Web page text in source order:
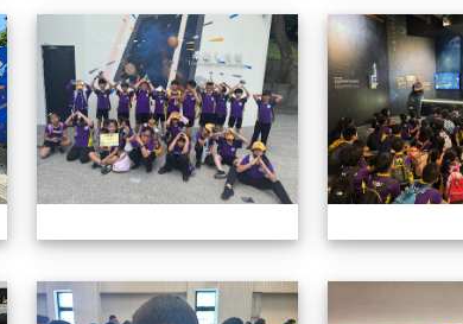
114學年四年級戶外教學 114學年四年級
114學年四年級戶外教學 114學年四年級